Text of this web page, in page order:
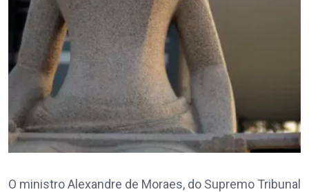
O ministro Alexandre de Moraes, do Supremo Tribunal